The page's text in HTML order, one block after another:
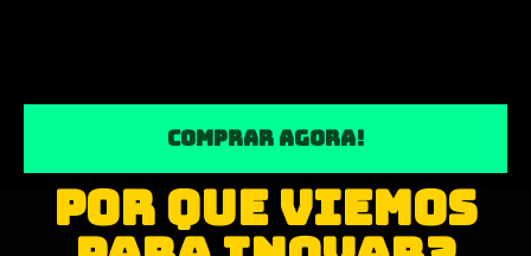
COMPRAR AGORA!
POR QUE VIEMOS